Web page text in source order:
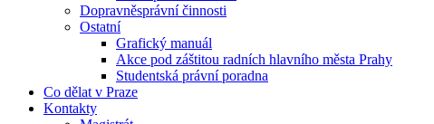
Dopravněsprávní činnosti
Ostatní
Grafický manuál
Akce pod záštitou radních hlavního města Prahy
Studentská právní poradna
Co dělat v Praze
Kontakty